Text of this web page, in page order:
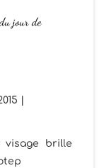
jour de
|
brille